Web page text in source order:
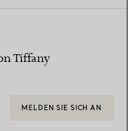
Tiffany
MELDEN SIE SICH AN